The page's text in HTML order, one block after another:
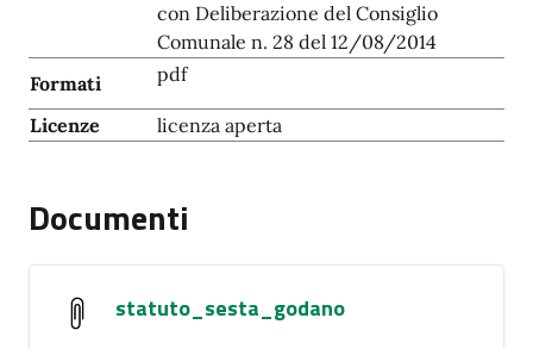
con Deliberazione del Consiglio
Comunale n. 28 del 12/08/2014
Formati
pdf
Licenze licenza aperta
Documenti
statuto_sesta_godano